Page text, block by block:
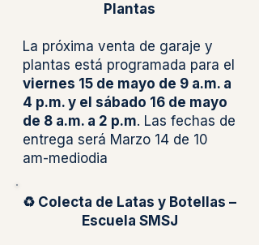
Plantas
La próxima venta de garaje y
plantas está programada para el
viernes 15 de mayo de 9 a.m. a
4 p.m. y el sábado 16 de mayo
de 8 a.m. a 2 p.m. Las fechas de
entrega será Marzo 14 de 10
am-mediodia
♻️ Colecta de Latas y Botellas –
Escuela SMSJ